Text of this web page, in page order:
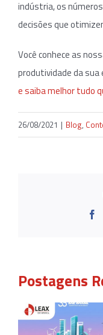
indústria, os
decisões que
Você conhece as
produtividade da sua
e saiba melhor tudo
26/08/2021 | Blog,
Postagens